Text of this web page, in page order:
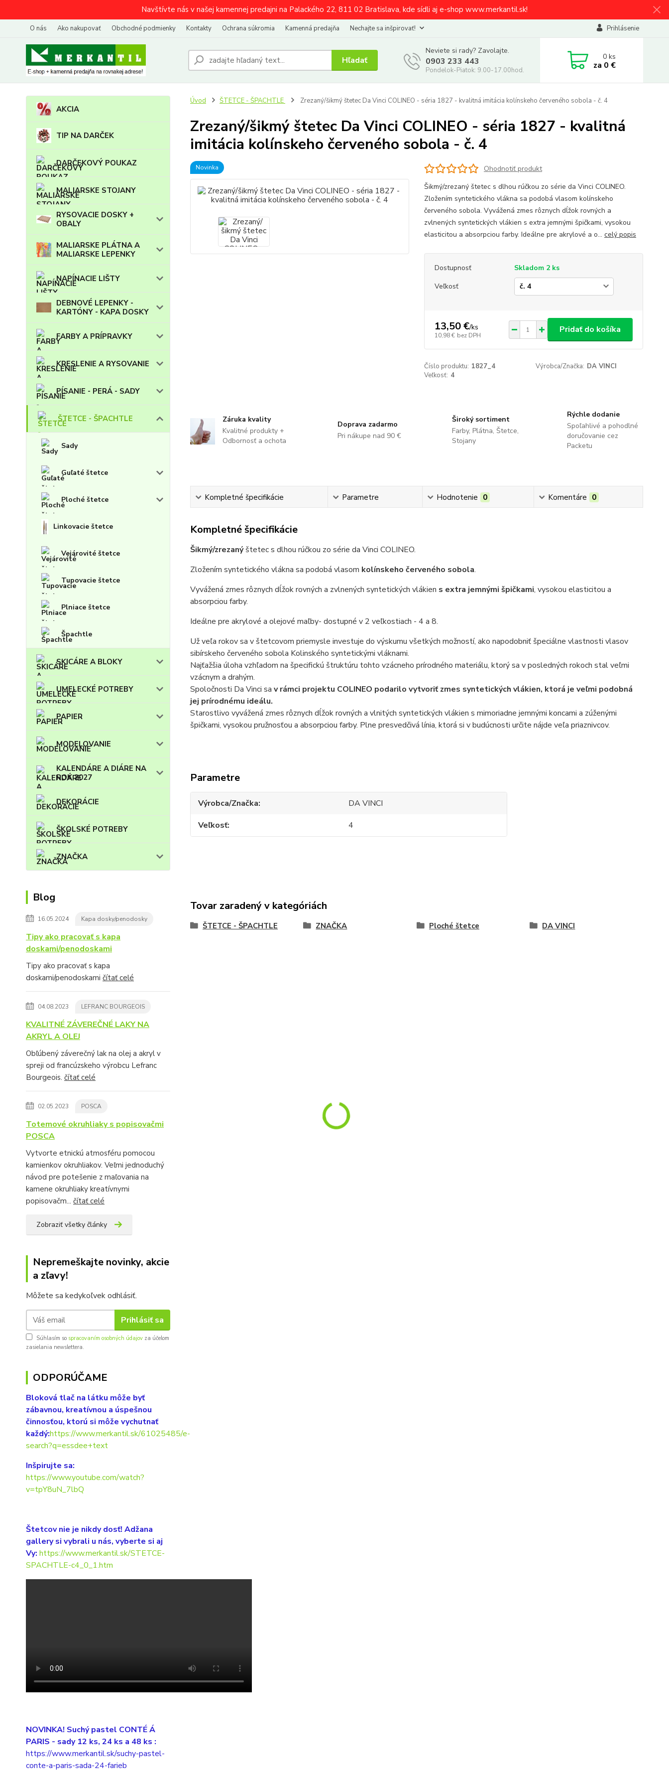
Navštívte nás v našej kamennej predajni na Palackého 22, 811 02 Bratislava, kde sídli aj e-shop www.merkantil.sk!
O nás Ako nakupovať Obchodné podmienky Kontakty Ochrana súkromia Kamenná predajňa Nechajte sa inšpirovať! Prihlásenie
Hľadať
Neviete si rady? Zavolajte.
0903 233 443
Pondelok-Piatok: 9.00-17.00hod.
0ks
za 0 €
AKCIA
TIP NA DARČEK
DARČEKOVÝ POUKAZ
MALIARSKE STOJANY
RYSOVACIE DOSKY +
OBALY
MALIARSKE PLÁTNA A
MALIARSKE LEPENKY
NAPÍNACIE LIŠTY
DEBNOVÉ LEPENKY -
KARTÓNY - KAPA DOSKY
FARBY A PRÍPRAVKY
KRESLENIE A RYSOVANIE
PÍSANIE - PERÁ - SADY
ŠTETCE - ŠPACHTLE
Sady
Guľaté štetce
Ploché štetce
Linkovacie štetce
Vejárovité štetce
Tupovacie štetce
Plniace štetce
Špachtle
SKICÁRE A BLOKY
UMELECKÉ POTREBY
PAPIER
MODELOVANIE
KALENDÁRE A DIÁRE NA
ROK 2027
DEKORÁCIE
ŠKOLSKÉ POTREBY
ZNAČKA
Blog
16.05.2024 Kapa dosky/penodosky
Tipy ako pracovať s kapa
doskami/penodoskami
Tipy ako pracovať s kapa
doskami/penodoskami čítať celé
04.08.2023 LEFRANC BOURGEOIS
KVALITNÉ ZÁVEREČNÉ LAKY NA
AKRYL A OLEJ
Obľúbený záverečný lak na olej a akryl v
spreji od francúzskeho výrobcu Lefranc
Bourgeois. čítať celé
02.05.2023 POSCA
Totemové okruhliaky s popisovačmi
POSCA
Vytvorte etnickú atmosféru pomocou
kamienkov okruhliakov. Veľmi jednoduchý
návod pre potešenie z maľovania na
kamene okruhliaky kreatívnymi
popisovačm... čítať celé
Zobraziť všetky články
Nepremeškajte novinky, akcie
a zľavy!
Môžete sa kedykoľvek odhlásiť.
Prihlásiť sa
Súhlasím so spracovaním osobných údajov za účelom
zasielania newslettera.
ODPORÚČAME
Bloková tlač na látku môže byť
zábavnou, kreatívnou a úspešnou
činnosťou, ktorú si môže vychutnať
každý:https://www.merkantil.sk/61025485/e-
search?q=essdee+text
Inšpirujte sa:
https://www.youtube.com/watch?
v=tpY8uN_7lbQ
Štetcov nie je nikdy dosť! Adžana
gallery si vybrali u nás, vyberte si aj
Vy: https://www.merkantil.sk/STETCE-
SPACHTLE-c4_0_1.htm
NOVINKA! Suchý pastel CONTÉ Á
PARIS - sady 12 ks, 24 ks a 48 ks :
https://www.merkantil.sk/suchy-pastel-
conte-a-paris-sada-24-farieb
Úvod ŠTETCE - ŠPACHTLE Zrezaný/šikmý štetec Da Vinci COLINEO - séria 1827 - kvalitná imitácia kolínskeho červeného sobola - č. 4
Zrezaný/šikmý štetec Da Vinci COLINEO - séria 1827 - kvalitná
imitácia kolínskeho červeného sobola - č. 4
Novinka
Ohodnotiť produkt
Šikmý/zrezaný štetec s dlhou rúčkou zo série da Vinci COLINEO.
Zložením syntetického vlákna sa podobá vlasom kolínskeho
červeného sobola. Vyvážená zmes rôznych dĺžok rovných a
zvlnených syntetických vlákien s extra jemnými špičkami, vysokou
elasticitou a absorpciou farby. Ideálne pre akrylové a o... celý popis
Dostupnosť
Skladom 2 ks
Veľkosť
13,50 €/ks
10,98 € bez DPH
Pridať do košíka
Číslo produktu: 1827_4 Výrobca/Značka: DA VINCI
Veľkosť: 4
Záruka kvality
Kvalitné produkty +
Odbornosť a ochota
Doprava zadarmo
Pri nákupe nad 90 €
Široký sortiment
Farby, Plátna, Štetce,
Stojany
Rýchle dodanie
Spoľahlivé a pohodlné
doručovanie cez
Packetu
Kompletné špecifikácie Parametre Hodnotenie 0 Komentáre 0
Kompletné špecifikácie
Šikmý/zrezanýštetec s dlhou rúčkou zo série da Vinci COLINEO.
Zložením syntetického vlákna sa podobá vlasom kolínskeho červeného sobola.
Vyvážená zmes rôznych dĺžok rovných a zvlnených syntetických vlákien s extra jemnými špičkami, vysokou elasticitou a
absorpciou farby.
Ideálne pre akrylové a olejové maľby- dostupné v 2 veľkostiach - 4 a 8.
Už veľa rokov sa v štetcovom priemysle investuje do výskumu všetkých možností, ako napodobniť špeciálne vlastnosti vlasov
sibírskeho červeného sobola Kolinského syntetickými vláknami.
Najťažšia úloha vzhľadom na špecifickú štruktúru tohto vzácneho prírodného materiálu, ktorý sa v posledných rokoch stal veľmi
vzácnym a drahým.
Spoločnosti Da Vinci sa v rámci projektu COLINEO podarilo vytvoriť zmes syntetických vlákien, ktorá je veľmi podobná
jej prírodnému ideálu.
Starostlivo vyvážená zmes rôznych dĺžok rovných a vlnitých syntetických vlákien s mimoriadne jemnými koncami a zúženými
špičkami, vysokou pružnosťou a absorpciou farby. Plne presvedčivá línia, ktorá si v budúcnosti určite nájde veľa priaznivcov.
Parametre
Výrobca/Značka
DA VINCI
Veľkosť
4
Tovar zaradený v kategóriách
ŠTETCE - ŠPACHTLE ZNAČKA Ploché štetce DA VINCI